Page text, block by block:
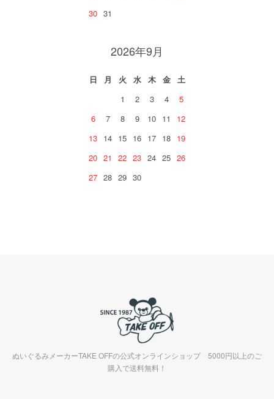
30 31
2026年9月
日 月 火 水 木 金
土
1
2 3 4
5
6
7 8 9 10 11
12
13 14 15 16 17 18 19
20 21 22 23 24 25 26
27 28 29 30
ぬいぐるみメーカーTAKE OFFの公式オンラインショップ 5000円以上のご
購入で送料無料！